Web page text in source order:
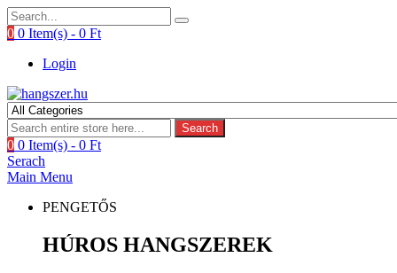
0 0 Item(s) - 0 Ft
Login
Search
0 0 Item(s) - 0 Ft
Serach
Main Menu
PENGETŐS
HÚROS HANGSZEREK